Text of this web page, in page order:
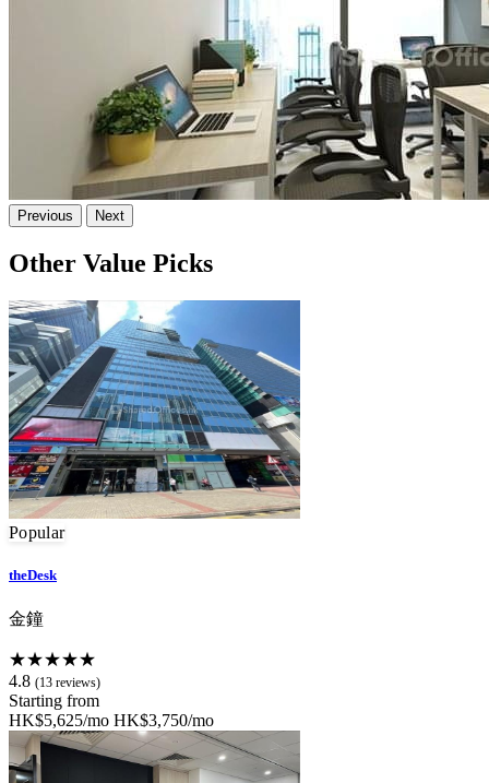
Previous Next
Other Value Picks
Popular
theDesk
金鐘
★★★★★
4.8 (13 reviews)
Starting from
HK$5,625/mo HK$3,750/mo